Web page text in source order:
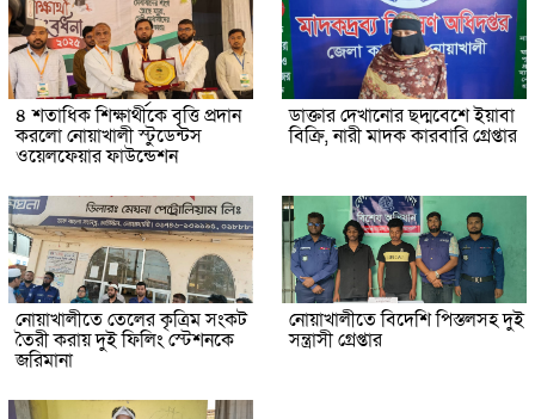
৪ শতাধিক শিক্ষার্থীকে বৃত্তি প্রদান
করলো নোয়াখালী স্টুডেন্টস
ওয়েলফেয়ার ফাউন্ডেশন
ডাক্তার দেখানোর ছদ্মবেশে ইয়াবা
বিক্রি, নারী মাদক কারবারি গ্রেপ্তার
নোয়াখালীতে তেলের কৃত্রিম সংকট
তৈরী করায় দুই ফিলিং স্টেশনকে
জরিমানা
নোয়াখালীতে বিদেশি পিস্তলসহ দুই
সন্ত্রাসী গ্রেপ্তার